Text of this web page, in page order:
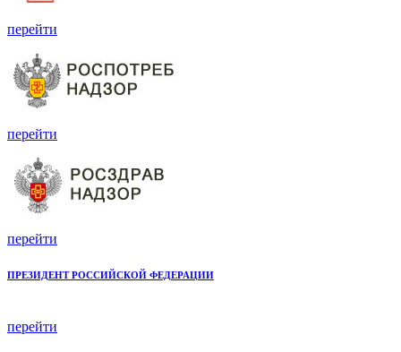
перейти
перейти
перейти
ПРЕЗИДЕНТ РОССИЙСКОЙ ФЕДЕРАЦИИ
перейти